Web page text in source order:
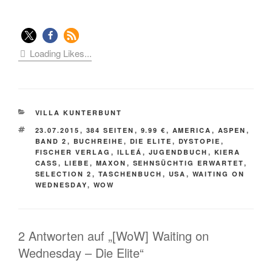
Loading Likes...
KATEGORIEN
VILLA KUNTERBUNT
SCHLAGWÖRTER
23.07.2015 , 384 SEITEN , 9.99 € , AMERICA , ASPEN ,
BAND 2 , BUCHREIHE , DIE ELITE , DYSTOPIE ,
FISCHER VERLAG , ILLEÁ , JUGENDBUCH , KIERA
CASS , LIEBE , MAXON , SEHNSÜCHTIG ERWARTET,
SELECTION 2 , TASCHENBUCH , USA , WAITING ON
WEDNESDAY, WOW
2 Antworten auf „[WoW] Waiting on
Wednesday – Die Elite“